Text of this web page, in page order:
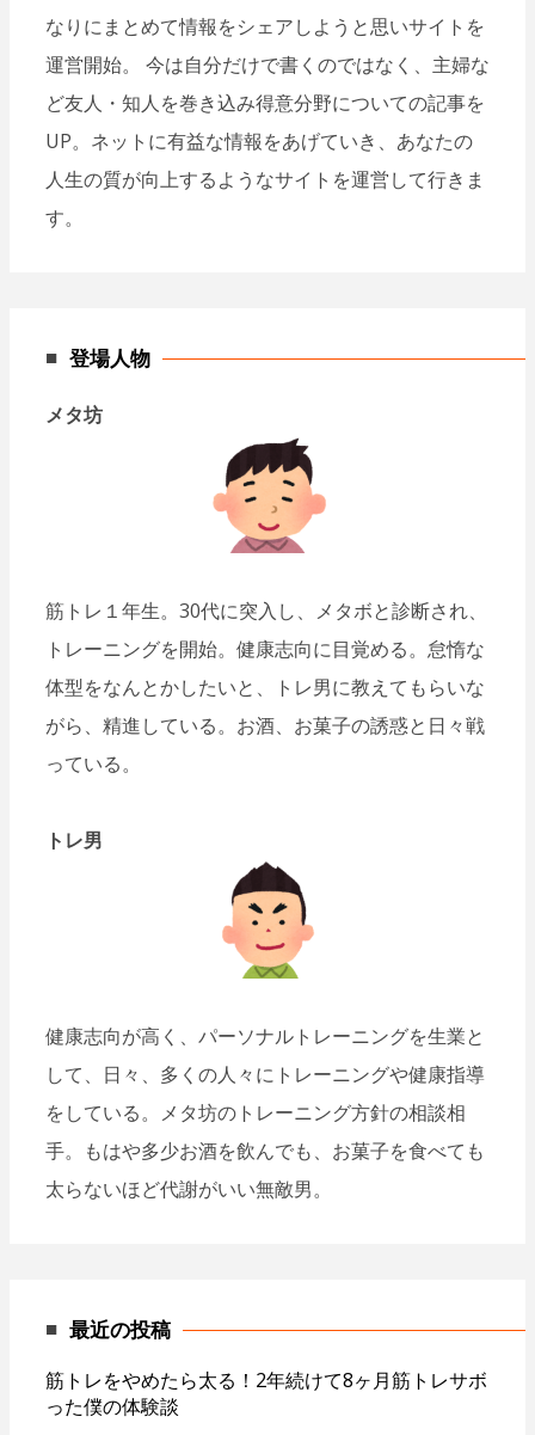
なりにまとめて情報をシェアしようと思いサイトを
運営開始。 今は自分だけで書くのではなく、主婦な
ど友人・知人を巻き込み得意分野についての記事を
UP。ネットに有益な情報をあげていき、あなたの
人生の質が向上するようなサイトを運営して行きま
す。
登場人物
メタ坊
筋トレ１年生。30代に突入し、メタボと診断され、
トレーニングを開始。健康志向に目覚める。怠惰な
体型をなんとかしたいと、トレ男に教えてもらいな
がら、精進している。お酒、お菓子の誘惑と日々戦
っている。
トレ男
健康志向が高く、パーソナルトレーニングを生業と
して、日々、多くの人々にトレーニングや健康指導
をしている。メタ坊のトレーニング方針の相談相
手。もはや多少お酒を飲んでも、お菓子を食べても
太らないほど代謝がいい無敵男。
最近の投稿
筋トレをやめたら太る！2年続けて8ヶ月筋トレサボ
った僕の体験談